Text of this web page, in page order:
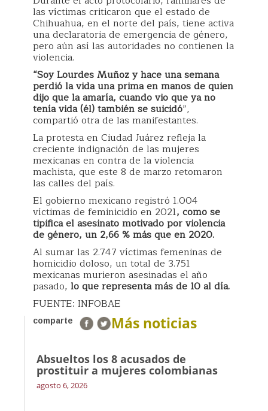
las víctimas criticaron que el estado de
Chihuahua, en el norte del país, tiene activa
una declaratoria de emergencia de género,
pero aún así las autoridades no contienen la
violencia.
“Soy Lourdes Muñoz y hace una semana
perdió la vida una prima en manos de quien
dijo que la amaría, cuando vio que ya no
tenía vida (él) también se suicidó”,
compartió otra de las manifestantes.
La protesta en Ciudad Juárez refleja la
creciente indignación de las mujeres
mexicanas en contra de la violencia
machista, que este 8 de marzo retomaron
las calles del país.
El gobierno mexicano registró 1.004
víctimas de feminicidio en 2021, como se
tipifica el asesinato motivado por violencia
de género, un 2,66 % más que en 2020.
Al sumar las 2.747 víctimas femeninas de
homicidio doloso, un total de 3.751
mexicanas murieron asesinadas el año
pasado, lo que representa más de 10 al día.
FUENTE: INFOBAE
comparte Más noticias
Absueltos los 8 acusados de
prostituir a mujeres colombianas
agosto 6, 2026